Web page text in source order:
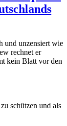
und unzensiert wie
rechnet er
kein Blatt vor den
schützen und als